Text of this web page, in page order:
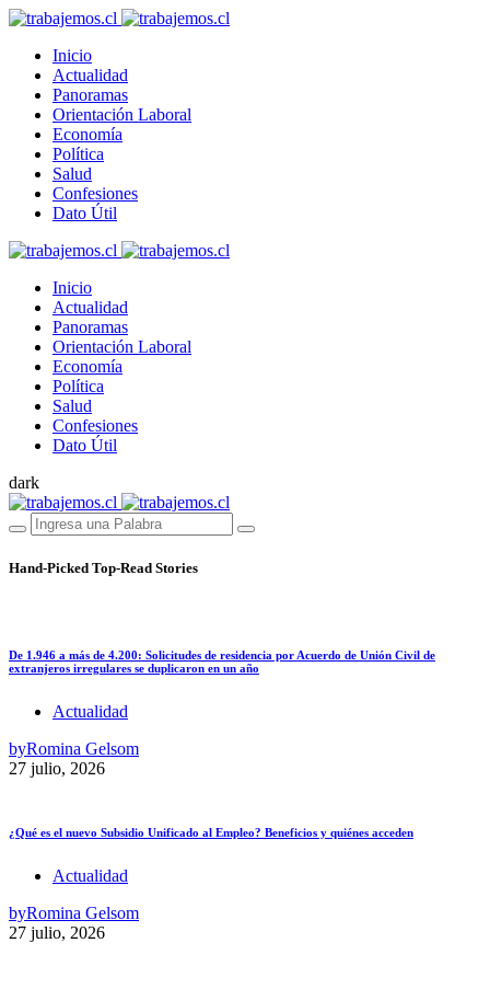
Inicio
Actualidad
Panoramas
Orientación Laboral
Economía
Política
Salud
Confesiones
Dato Útil
Inicio
Actualidad
Panoramas
Orientación Laboral
Economía
Política
Salud
Confesiones
Dato Útil
dark
Hand-Picked Top-Read Stories
De 1.946 a más de 4.200: Solicitudes de residencia por Acuerdo de Unión Civil de
extranjeros irregulares se duplicaron en un año
Actualidad
byRomina Gelsom
27 julio, 2026
¿Qué es el nuevo Subsidio Unificado al Empleo? Beneficios y quiénes acceden
Actualidad
byRomina Gelsom
27 julio, 2026